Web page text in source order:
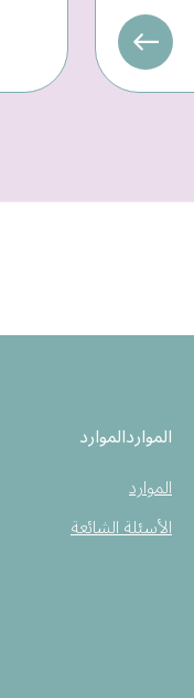
المواردالموارد
الموارد
الأسئلة الشائعة